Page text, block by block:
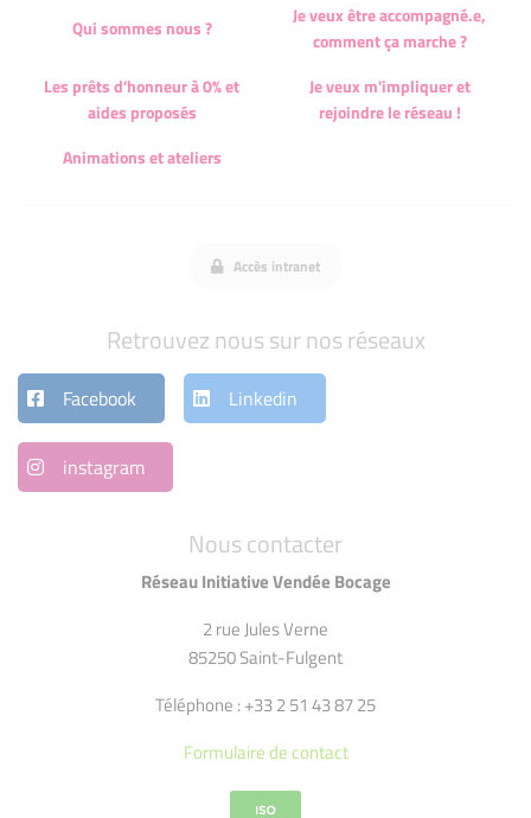
Nous contacter
Réseau Initiative Vendée Bocage
2 rue Jules Verne
85250 Saint-Fulgent
Téléphone : +33 2 51 43 87 25
Formulaire de contact
Qui sommes nous ?
Je veux être accompagné.e,
comment ça marche ?
Les prêts d'honneur à 0% et
aides proposés
Je veux m'impliquer et
rejoindre le réseau !
Animations et ateliers
Accès intranet
Retrouvez nous sur nos réseaux
Facebook Linkedin
instagram